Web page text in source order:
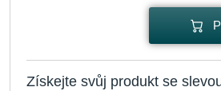
Získejte svůj produkt se